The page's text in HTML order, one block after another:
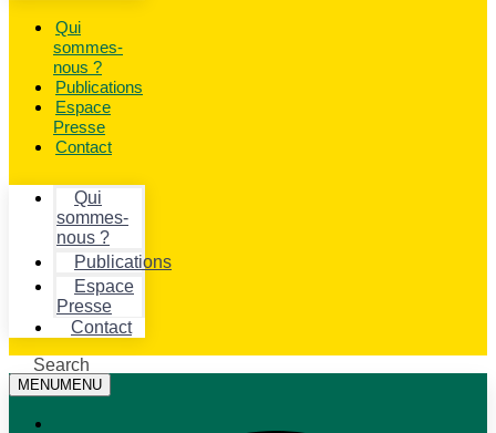
Qui
sommes-
nous ?
Publications
Espace
Presse
Contact
Qui
sommes-
nous ?
Publications
Espace
Presse
Contact
Search
MENUMENU